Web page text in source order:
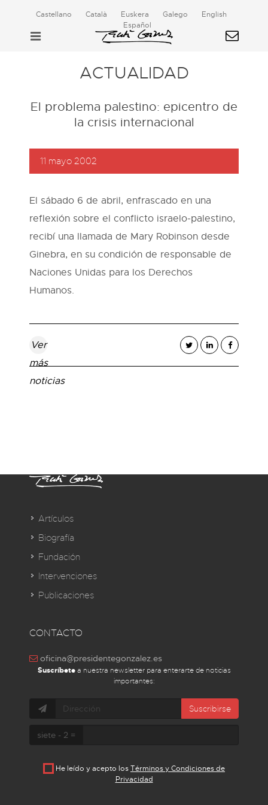
Castellano Català Euskera Galego
English
Español
ACTUALIDAD
El problema palestino: epicentro de
la crisis internacional
11 mayo 2002
El sábado 6 de abril, enfrascado en una
reflexión sobre el conflicto israelo-palestino,
recibí una llamada de Mary Robinson desde
Ginebra, en su condición de responsable de
Naciones Unidas para los Derechos
Humanos.
Ver
más
noticias
Artículos
Biografía
Fundación
Intervenciones
Publicaciones
CONTACTO
oficina@presidentegonzalez.es
Suscríbetea nuestra newsletter para enterarte de noticias
importantes:
Suscribirse
siete - 2 =
He leído y acepto losTérminos y Condiciones de
Privacidad